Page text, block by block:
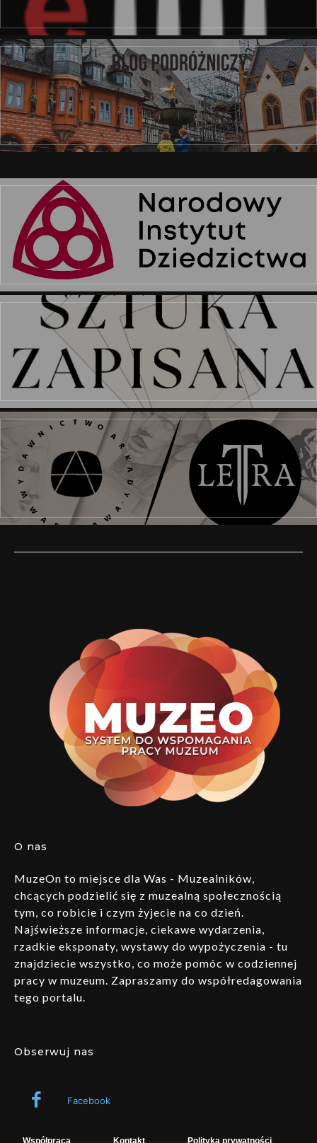
O nas
MuzeOn to miejsce dla Was - Muzealników,
chcących podzielić się z muzealną społecznością
tym, co robicie i czym żyjecie na co dzień.
Najświeższe informacje, ciekawe wydarzenia,
rzadkie eksponaty, wystawy do wypożyczenia - tu
znajdziecie wszystko, co może pomóc w codziennej
pracy w muzeum. Zapraszamy do współredagowania
tego portalu.
Obserwuj nas
Facebook
Współpraca Kontakt Polityka prywatności